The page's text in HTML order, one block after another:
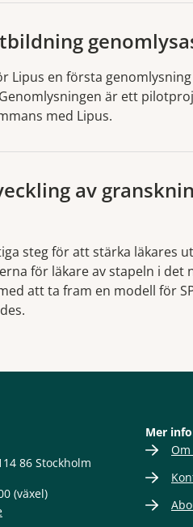
Lipus en första
är ett
med Lipus.
av
steg för att stärka läkares
för läkare av stapeln i det
att ta fram en modell för
86 Stockholm
(växel)
Mer